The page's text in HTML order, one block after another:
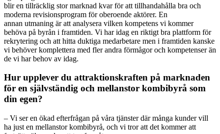
bliren tillräcklig stormarknad kvarför att tillhandahålla bra och
moderna revisionsprogram för oberoende aktörer. En
annan utmaning är att analysera vilken kompetens vi kommer
behöva på byrån i framtiden. Vi har idag en riktigt bra plattform för
rekrytering och att hitta duktiga medarbetare men i framtiden kanske
vi behöver komplettera med fler andra förmågor och kompetenser än
de vi har behov av idag.
Hur upplever du attraktionskraften på marknaden
för en självständig och mellanstor kombibyrå som
din egen?
– Vi ser en ökad efterfrågan på våra tjänster där många kunder vill
ha just en mellanstor kombibyrå, och vi tror att det kommer att